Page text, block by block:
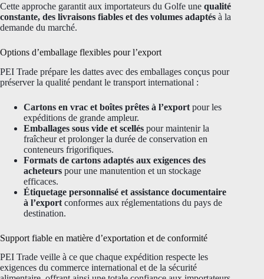
Cette approche garantit aux importateurs du Golfe une qualité
constante, des livraisons fiables et des volumes adaptés à la
demande du marché.
Options d’emballage flexibles pour l’export
PEI Trade prépare les dattes avec des emballages conçus pour
préserver la qualité pendant le transport international :
Cartons en vrac et boîtes prêtes à l’export pour les
expéditions de grande ampleur.
Emballages sous vide et scellés pour maintenir la
fraîcheur et prolonger la durée de conservation en
conteneurs frigorifiques.
Formats de cartons adaptés aux exigences des
acheteurs pour une manutention et un stockage
efficaces.
Étiquetage personnalisé et assistance documentaire
à l’export conformes aux réglementations du pays de
destination.
Support fiable en matière d’exportation et de conformité
PEI Trade veille à ce que chaque expédition respecte les
exigences du commerce international et de la sécurité